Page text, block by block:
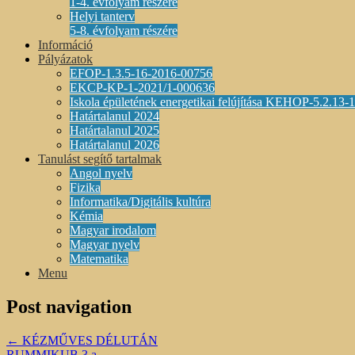
Helyi tanterv
5-8. évfolyam részére
Információ
Pályázatok
EFOP-1.3.5-16-2016-00756
EKCP-KP-1-2021/1-000636
Iskola épületének energetikai felújítása KEHOP-5.2.13-
Határtalanul 2024
Határtalanul 2025
Határtalanul 2026
Tanulást segítő tartalmak
Angol nyelv
Fizika
Informatika/Digitális kultúra
Kémia
Magyar irodalom
Magyar nyelv
Matematika
Menu
Post navigation
← KÉZMŰVES DÉLUTÁN